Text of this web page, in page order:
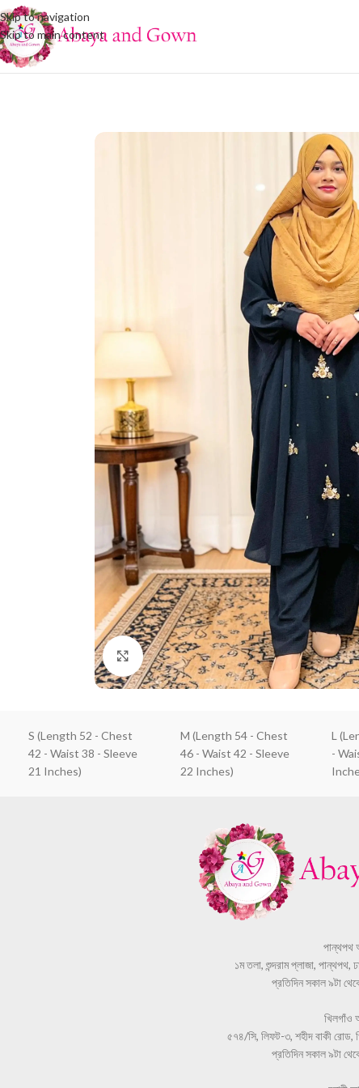
Skip to navigation
Skip to main content
Click to enlarge
S (Length 52 - Chest
42 - Waist 38 - Sleeve
21 Inches)
M (Length 54 - Chest
46 - Waist 42 - Sleeve
22 Inches)
L
-
পান্থপথ
১ম তলা, শুন্দরাম প্লাজা, পান্থপথ,
প্রতিদিন সকাল ৯টা
খিলগাঁও
৫৭৪/সি, লিফট-৩, শহীদ বাকী রোড,
প্রতিদিন সকাল ৯টা